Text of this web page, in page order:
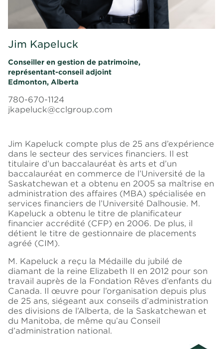
Jim Kapeluck
Conseiller en gestion de patrimoine,
représentant-conseil adjoint
Edmonton, Alberta
780-670-1124
jkapeluck@cclgroup.com
Jim Kapeluck compte plus de 25 ans d’expérience
dans le secteur des services financiers. Il est
titulaire d’un baccalauréat ès arts et d’un
baccalauréat en commerce de l’Université de la
Saskatchewan et a obtenu en 2005 sa maîtrise en
administration des affaires (MBA) spécialisée en
services financiers de l’Université Dalhousie. M.
Kapeluck a obtenu le titre de planificateur
financier accrédité (CFP) en 2006. De plus, il
détient le titre de gestionnaire de placements
agréé (CIM).
M. Kapeluck a reçu la Médaille du jubilé de
diamant de la reine Elizabeth II en 2012 pour son
travail auprès de la Fondation Rêves d’enfants du
Canada. Il œuvre pour l’organisation depuis plus
de 25 ans, siégeant aux conseils d’administration
des divisions de l’Alberta, de la Saskatchewan et
du Manitoba, de même qu’au Conseil
d’administration national.